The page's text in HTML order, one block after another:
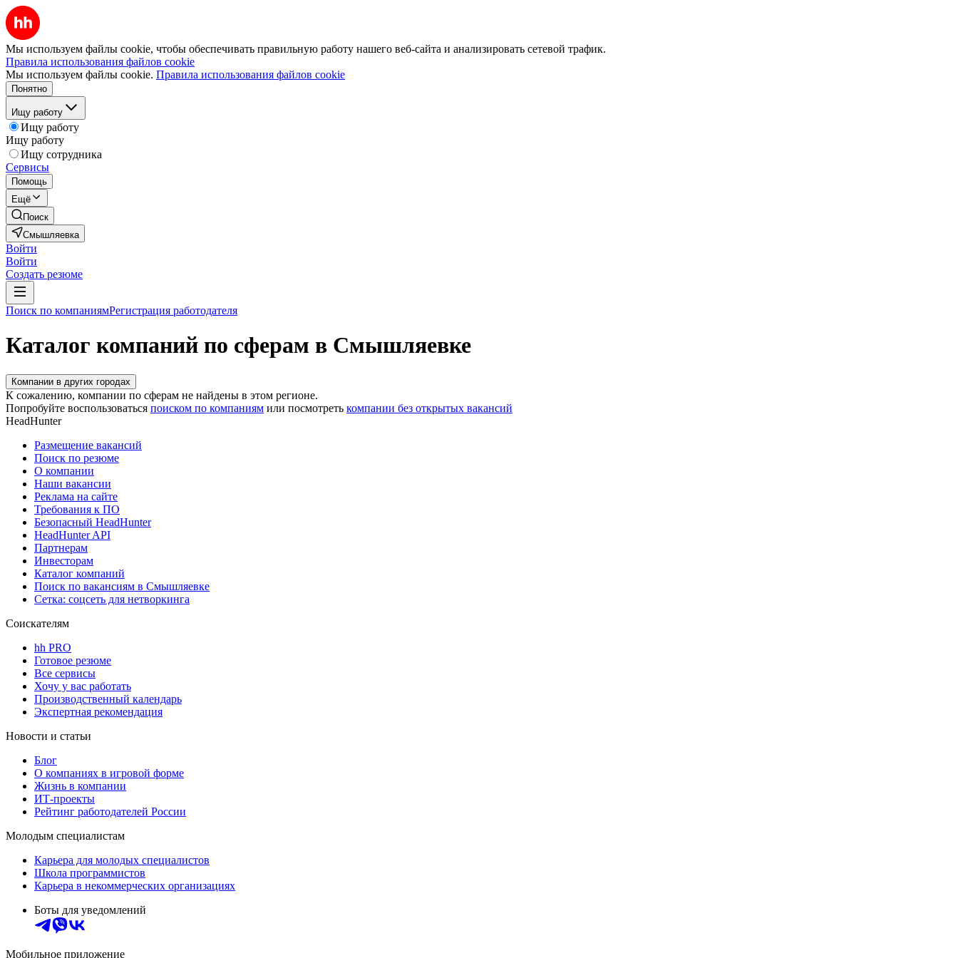
Мы используем файлы cookie, чтобы обеспечивать правильную работу нашего веб-сайта и анализировать сетевой трафик.
Правила использования файлов cookie
Мы используем файлы cookie. Правила использования файлов cookie
Понятно
Ищу работу
Ищу работу
Ищу работу
Ищу сотрудника
Сервисы
Помощь
Ещё
Поиск
Смышляевка
Войти
Войти
Создать резюме
Поиск по компаниямРегистрация работодателя
Каталог компаний по сферам в Смышляевке
Компании в других городах
К сожалению, компании по сферам не найдены в этом регионе.
Попробуйте воспользоваться поиском по компаниям или посмотреть компании без открытых вакансий
HeadHunter
Размещение вакансий
Поиск по резюме
О компании
Наши вакансии
Реклама на сайте
Требования к ПО
Безопасный HeadHunter
HeadHunter API
Партнерам
Инвесторам
Каталог компаний
Поиск по вакансиям в Смышляевке
Сетка: соцсеть для нетворкинга
Соискателям
hh PRO
Готовое резюме
Все сервисы
Хочу у вас работать
Производственный календарь
Экспертная рекомендация
Новости и статьи
Блог
О компаниях в игровой форме
Жизнь в компании
ИТ-проекты
Рейтинг работодателей России
Молодым специалистам
Карьера для молодых специалистов
Школа программистов
Карьера в некоммерческих организациях
Боты для уведомлений
Мобильное приложение